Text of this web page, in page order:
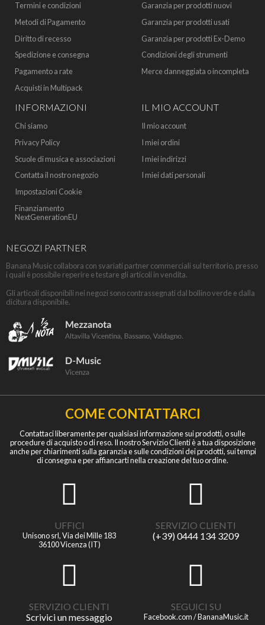
Termini e condizioni
Metodi di Pagamento
Diritto di recesso
Spedizione e consegna
Pagamento a rate
Acquisti in Multipack
Garanzia per prodotti nuovi
Garanzia per prodotti usati
Garanzia per prodotti Ex-Demo
Condizioni degli strumenti
Merce danneggiata o incompleta
INFORMAZIONI
Chi siamo
Privacy Policy
Scuole di musica e associazioni
Contatta il nostro negozio
Impostazioni Cookie
Finanziamento
NextGenerationEU
IL MIO ACCOUNT
Il mio account
I miei ordini
I miei indirizzi
I miei dati personali
NEGOZI PARTNER
Banana Music collabora con svariati partner commerciali sul territorio, presso
i quali è possibile reperire e testare gli articoli in vendita.
Gli articoli disponibili nei negozi sono contrassegnati dal bollino verde e dalla
dicitura disponibile.
COME CONTATTARCI
Contattaci liberamente per qualsiasi informazione sui prodotti, o sulle
procedure di acquisto o di reso. Il nostro Servizio Clienti è a tua disposizione
anche per chiarimenti sulla garanzia e sulle condizioni dei prodotti, sui tempi
di consegna e per affiancarti nella creazione del tuo ordine.
UFFICI
Unisono srl, Via dei Mille 183
36100 Vicenza (IT)
SERVIZIO CLIENTI
(+39) 0444 134 3209
SERVIZIO CLIENTI
Scrivici un messaggio
SEGUICI SU
Facebook.com / BananaMusic.it